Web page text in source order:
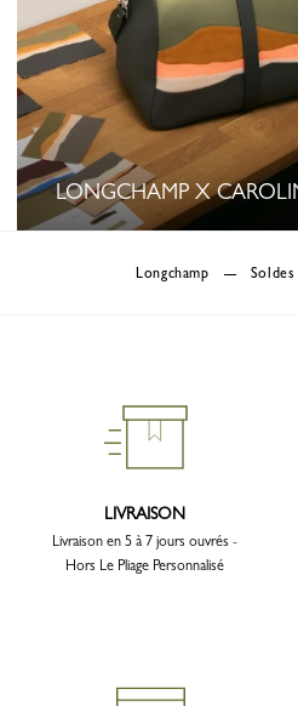
LONGCHAMP X
Longchamp Soldes
LIVRAISON
Livraison en 5 à 7 jours ouvrés -
Hors Le Pliage Personnalisé